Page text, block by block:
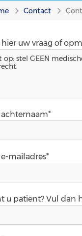
Contact
hier uw vraag of
mailadres*
u patiënt? Vul dan